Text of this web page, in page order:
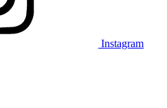
Instagram